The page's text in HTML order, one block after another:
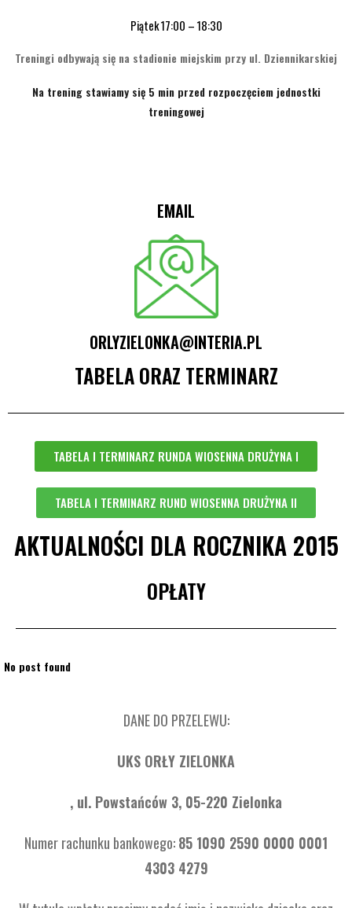
Piątek17:00 – 18:30
Treningi odbywają się na stadionie miejskim przy ul. Dziennikarskiej
Na trening stawiamy się 5 min przed rozpoczęciem jednostki
treningowej
EMAIL
ORLYZIELONKA@INTERIA.PL
TABELA ORAZ TERMINARZ
TABELA I TERMINARZ RUNDA WIOSENNA DRUŻYNA I
TABELA I TERMINARZ RUND WIOSENNA DRUŻYNA II
AKTUALNOŚCI DLA ROCZNIKA 2015
OPŁATY
No post found
DANE DO PRZELEWU:
UKS ORŁY ZIELONKA
, ul. Powstańców 3, 05-220 Zielonka
Numer rachunku bankowego:85 1090 2590 0000 0001
4303 4279